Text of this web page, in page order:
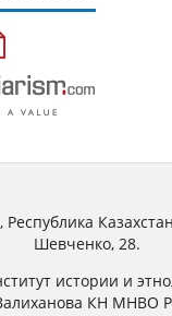
Шевченко, 28.
истории и
КН МНВО